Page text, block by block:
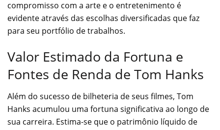
compromisso com a arte e o entretenimento é
evidente através das escolhas diversificadas que faz
para seu portfólio de trabalhos.
Valor Estimado da Fortuna e
Fontes de Renda de Tom Hanks
Além do sucesso de bilheteria de seus filmes, Tom
Hanks acumulou uma fortuna significativa ao longo de
sua carreira. Estima-se que o patrimônio líquido de